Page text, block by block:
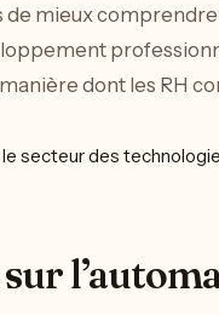
mieux
dont les RH